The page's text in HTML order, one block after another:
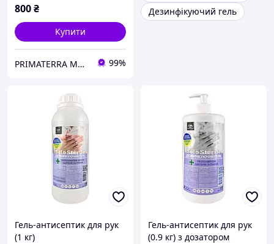
800₴
Купити
PRIMATERRA Миючі засоби 99%
Дезинфікуючий гель
Гель-антисептик для рук
(1 кг)
Гель-антисептик для рук
(0.9 кг) з дозатором